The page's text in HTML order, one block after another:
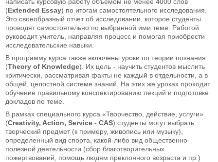
(Extended Essay) по итогам самостоятельного исследования.
Это своеобразный отчет об исследовании, которое студенты
проводят самостоятельно по выбранной ими теме. Работой
руководит учитель, направляя процесс и помогая приобрести
исследовательские навыки.
В программу курса также включены уроки по теории познания
(Theory of Knowledge). Их цель - научить студентов мыслить
критически, рассматривая факты не каждый в отдельности, а в
общей, целостной системе знаний. На этих же уроках проходит
обучение правильному конспектированию лекций и подготовке
докладов по теме.
В рамках специального курса «Творчество, действие, услуги»
(Creativity, Action, Service - CAS) студенты могут выбрать
творческий предмет (к примеру, живопись или музыку),
определенный вид спорта, какой-либо вид общественно-
полезной деятельности (сбор благотворительных
пожертвований, помощь людям преклонного возраста и пр.)